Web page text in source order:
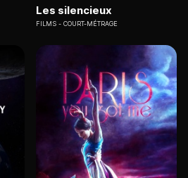
Les silencieux
FILMS COURT-MÉTRAGE